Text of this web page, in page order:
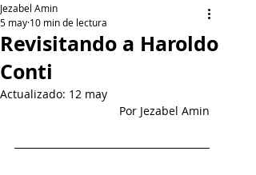
Revisitando a Haroldo
Conti
Jezabel Amin
5 may 10 min de lectura
Actualizado: 12 may
Por Jezabel Amin